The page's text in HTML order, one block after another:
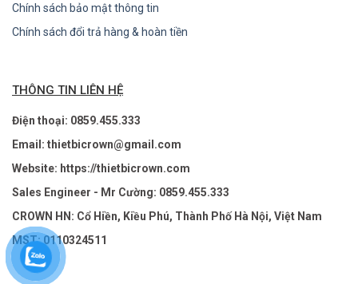
Chính sách bảo mật thông tin
Chính sách đổi trả hàng & hoàn tiền
THÔNG TIN LIÊN HỆ
Điện thoại: 0859.455.333
Email: thietbicrown@gmail.com
Website: https://thietbicrown.com
Sales Engineer - Mr Cường: 0859.455.333
CROWN HN: Cổ Hiền, Kiều Phú, Thành Phố Hà Nội, Việt Nam
MST: 0110324511